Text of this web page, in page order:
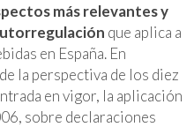
más relevantes y
que aplica a
en España. En
la perspectiva de los diez
en vigor, la aplicación
sobre declaraciones